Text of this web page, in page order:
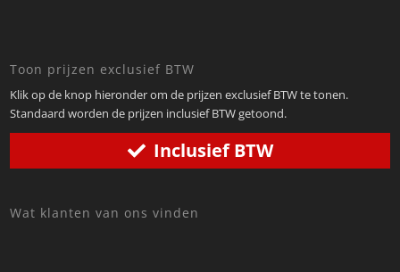
Toon prijzen exclusief BTW
Klik op de knop hieronder om de prijzen exclusief BTW te tonen.
Standaard worden de prijzen inclusief BTW getoond.
Inclusief BTW
Wat klanten van ons vinden